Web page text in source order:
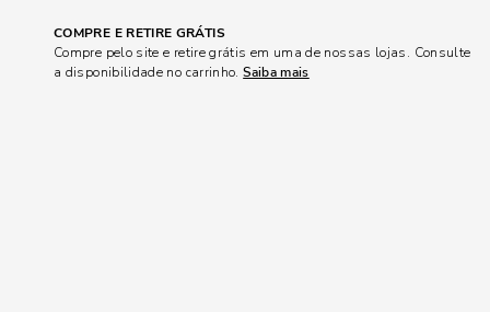
COMPRE E RETIRE GRÁTIS
Compre pelo site e retire grátis em uma de nossas lojas. Consulte
a disponibilidade no carrinho.Saiba mais